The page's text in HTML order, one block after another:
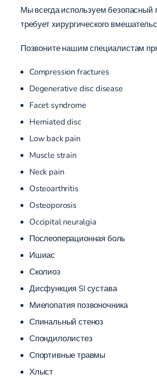
Мы всегда используем
требует хирургического
Позвоните нашим специалистам
Compression fractures
Degenerative disc disease
Facet syndrome
Herniated disc
Low back pain
Muscle strain
Neck pain
Osteoarthritis
Osteoporosis
Occipital neuralgia
Послеоперационная боль
Ишиас
Сколиоз
Дисфункция SI сустава
Миелопатия позвоночника
Спинальный стеноз
Спондилолистез
Спортивные травмы
Хлыст